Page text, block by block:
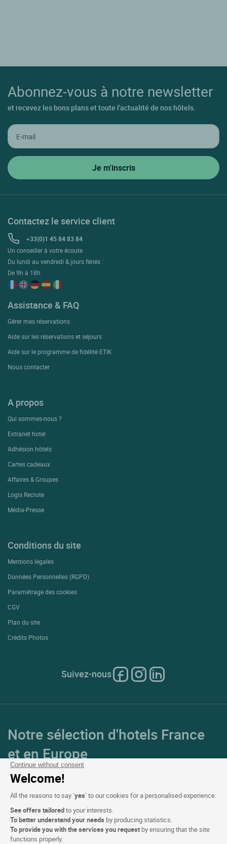
Continue without consent
Welcome!
All the reasons to say ‘yes’ to our cookies for a personalised experience:
See offers tailoredto your interests.
To better understand your needs by producing statistics.
To provide you with the services you request by ensuring that the site
functions properly.
Abonnez-vous à notre newsletter
et recevez les bons plans et toute l'actualité de nos hôtels.
Contactez le service client
+33(0)1 45 84 83 84
Un conseiller à votre écoute
Du lundi au vendredi & jours fériés :
De 9h à 18h
Assistance & FAQ
Gérer mes réservations
Aide sur les réservations et séjours
Aide sur le programme de fidélité ETIK
Nous contacter
A propos
Qui sommes-nous ?
Extranet hotel
Adhésion hôtels
Cartes cadeaux
Affaires & Groupes
Logis Recrute
Média-Presse
Conditions du site
Mentions légales
Données Personnelles (RGPD)
Paramétrage des cookies
CGV
Plan du site
Crédits Photos
Suivez-nous
Notre sélection d'hotels France
et en Europe
Top Pays
Top Régions
Top Villes